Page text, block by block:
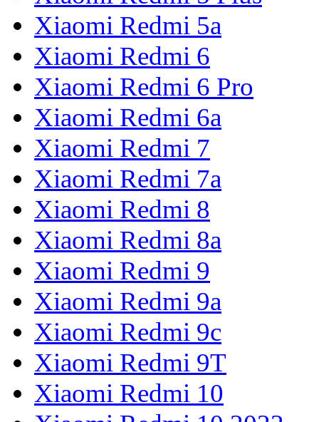
Xiaomi Redmi 5a
Xiaomi Redmi 6
Xiaomi Redmi 6 Pro
Xiaomi Redmi 6a
Xiaomi Redmi 7
Xiaomi Redmi 7a
Xiaomi Redmi 8
Xiaomi Redmi 8a
Xiaomi Redmi 9
Xiaomi Redmi 9a
Xiaomi Redmi 9c
Xiaomi Redmi 9T
Xiaomi Redmi 10